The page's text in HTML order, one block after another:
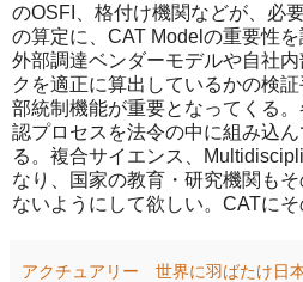
のOSFI、格付け機関などが、必
の算定に、CAT Modelの重要性
外部調達ベンダーモデルや自社
クを適正に算出しているかの検
部統制機能が重要となってくる
認プロセスを法令の中に組み込
る。複合サイエンス、
なり、国家の教育・研究機関も
ないようにして欲しい。CATにそ
アクチュアリー 世界に羽ばたけ日